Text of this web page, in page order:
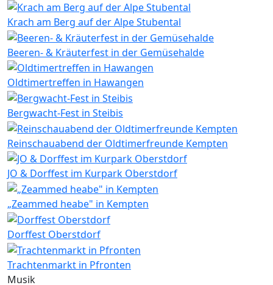
Krach am Berg auf der Alpe Stubental
Beeren- & Kräuterfest in der Gemüsehalde
Oldtimertreffen in Hawangen
Bergwacht-Fest in Steibis
Reinschauabend der Oldtimerfreunde Kempten
JO & Dorffest im Kurpark Oberstdorf
„Zeammed heabe" in Kempten
Dorffest Oberstdorf
Trachtenmarkt in Pfronten
Musik